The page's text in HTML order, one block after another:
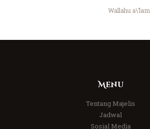
Wallahu a\’lam
Menu
Tentang Majelis
Jadwal
Sosial Media